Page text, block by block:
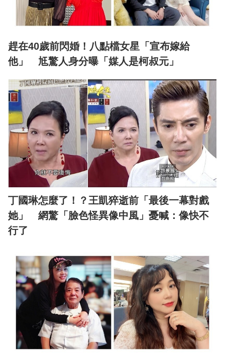
趕在40歲前閃婚！八點檔女星「宣布嫁給
他」 尪驚人身分曝「媒人是柯叔元」
丁國琳怎麼了！？王凱猝逝前「最後一幕對戲
她」 網驚「臉色怪異像中風」憂喊：像快不
行了